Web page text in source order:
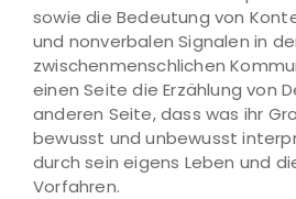
sowie die Bedeutung von
und nonverbalen Signalen in
zwischenmenschlichen
einen Seite die Erzählung von
anderen Seite, dass was ihr
bewusst und unbewusst
durch sein eigens Leben und
Vorfahren.